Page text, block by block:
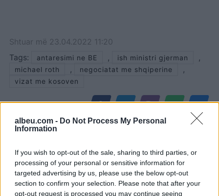
albeu.com - Do Not Process My Personal
Information
If you wish to opt-out of the sale, sharing to third parties, or
processing of your personal or sensitive information for
targeted advertising by us, please use the below opt-out
section to confirm your selection. Please note that after your
opt-out request is processed you may continue seeing
Shtuar më 23.04.2022 11:20
Tags:
antaresimi ne BE , ish ministri gjerman ,
michael roth , negociatat me shqiperine ,
vizat me kosoven